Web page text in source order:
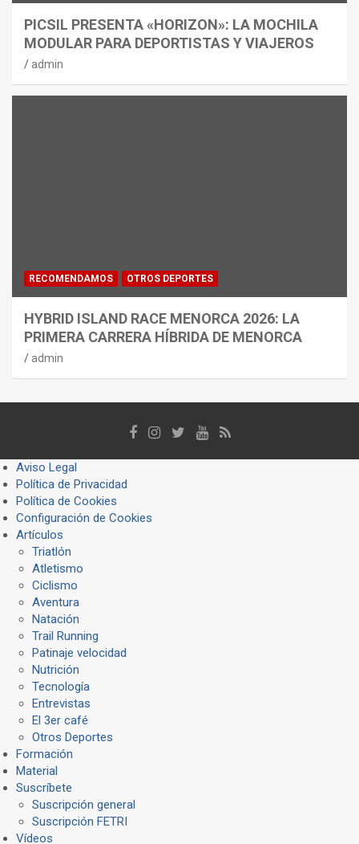
PICSIL PRESENTA «HORIZON»: LA MOCHILA
MODULAR PARA DEPORTISTAS Y VIAJEROS
admin
RECOMENDAMOS OTROS DEPORTES
HYBRID ISLAND RACE MENORCA 2026: LA
PRIMERA CARRERA HÍBRIDA DE MENORCA
admin
Aviso Legal
Política de Privacidad
Política de Cookies
Configuración de Cookies
Artículos
Triatlón
Atletismo
Ciclismo
Aventura
Natación
Trail Running
Patinaje velocidad
Nutrición
Tecnología
Entrevistas
El 3er café
Otros Deportes
Formación
Material
Suscríbete
Suscripción general
Suscripción FETRI
Vídeos